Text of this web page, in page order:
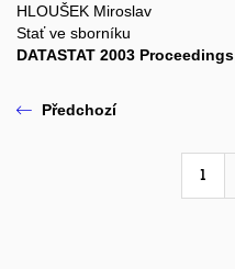
HLOUŠEK Miroslav
Stať ve sborníku
DATASTAT 2003 Proceedings
Předchozí
1